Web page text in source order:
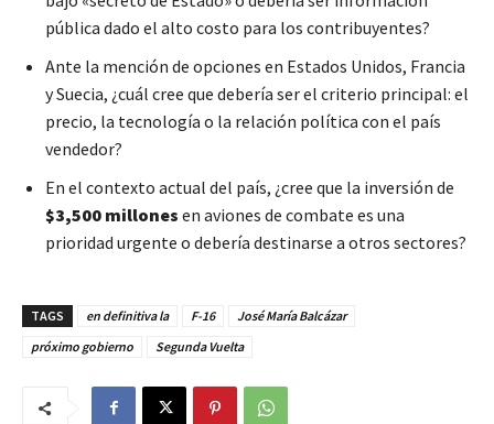
pública dado el alto costo para los contribuyentes?
Ante la mención de opciones en Estados Unidos, Francia
y Suecia, ¿cuál cree que debería ser el criterio principal: el
precio, la tecnología o la relación política con el país
vendedor?
En el contexto actual del país, ¿cree que la inversión de
$3,500 millones en aviones de combate es una
prioridad urgente o debería destinarse a otros sectores?
TAGS en definitiva la F-16
José María Balcázar
próximo gobierno
Segunda Vuelta